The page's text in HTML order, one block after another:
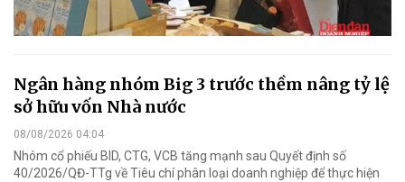
Ngân hàng nhóm Big 3 trước thềm nâng tỷ lệ
sở hữu vốn Nhà nước
08/08/2026 04:04
Nhóm cổ phiếu BID, CTG, VCB tăng mạnh sau Quyết định số
40/2026/QĐ-TTg về Tiêu chí phân loại doanh nghiệp để thực hiện